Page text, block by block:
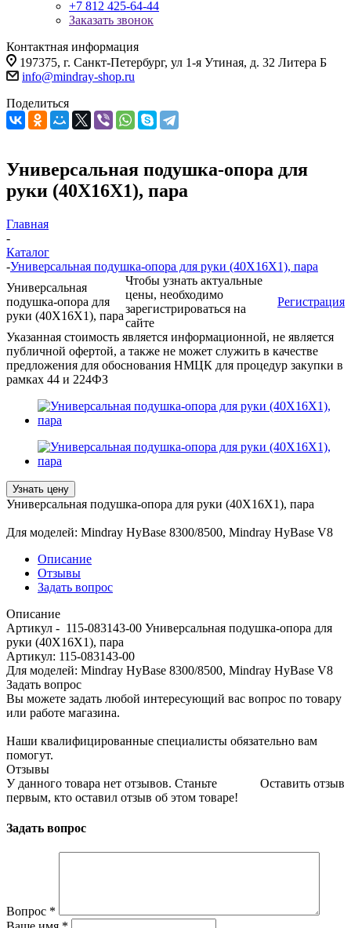
+7 812 425-64-44
Заказать звонок
Контактная информация
197375, г. Санкт-Петербург, ул 1-я Утиная, д. 32 Литера Б
info@mindray-shop.ru
Поделиться
Универсальная подушка-опора для
руки (40X16X1), пара
Главная
-
Каталог
-Универсальная подушка-опора для руки (40X16X1), пара
Универсальная
подушка-опора для
руки (40X16X1), пара
Чтобы узнать актуальные
цены, необходимо
зарегистрироваться на
сайте
Регистрация
Указанная стоимость является информационной, не является
публичной офертой, а также не может служить в качестве
предложения для обоснования НМЦК для процедур закупки в
рамках 44 и 224ФЗ
Узнать цену
Универсальная подушка-опора для руки (40X16X1), пара
Для моделей: Mindray HyBase 8300/8500, Mindray HyBase V8
Описание
Отзывы
Задать вопрос
Описание
Артикул - 115-083143-00 Универсальная подушка-опора для
руки (40X16X1), пара
Артикул: 115-083143-00
Для моделей: Mindray HyBase 8300/8500, Mindray HyBase V8
Задать вопрос
Вы можете задать любой интересующий вас вопрос по товару
или работе магазина.
Наши квалифицированные специалисты обязательно вам
помогут.
Отзывы
Оставить отзыв
У данного товара нет отзывов. Станьте
первым, кто оставил отзыв об этом товаре!
Задать вопрос
Вопрос *